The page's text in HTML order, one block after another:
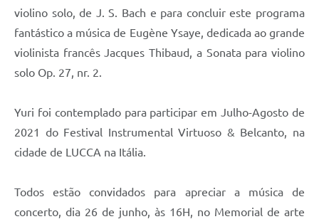
violino solo, de J. S. Bach e para concluir este programa
fantástico a música de Eugène Ysaye, dedicada ao grande
violinista francês Jacques Thibaud, a Sonata para violino
solo Op. 27, nr. 2.
Yuri foi contemplado para participar em Julho-Agosto de
2021 do Festival Instrumental Virtuoso & Belcanto, na
cidade de LUCCA na Itália.
Todos estão convidados para apreciar a música de
concerto, dia 26 de junho, às 16H, no Memorial de arte